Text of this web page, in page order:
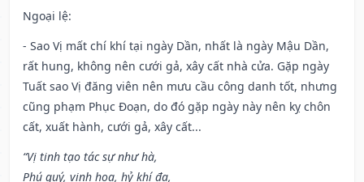
Ngoại lệ:
- Sao Vị mất chí khí tại ngày Dần, nhất là ngày Mậu Dần,
rất hung, không nên cưới gả, xây cất nhà cửa. Gặp ngày
Tuất sao Vị đăng viên nên mưu cầu công danh tốt, nhưng
cũng phạm Phục Đoạn, do đó gặp ngày này nên kỵ chôn
cất, xuất hành, cưới gả, xây cất...
“Vị tinh tạo tác sự như hà,
Phú quý, vinh hoa, hỷ khí đa,